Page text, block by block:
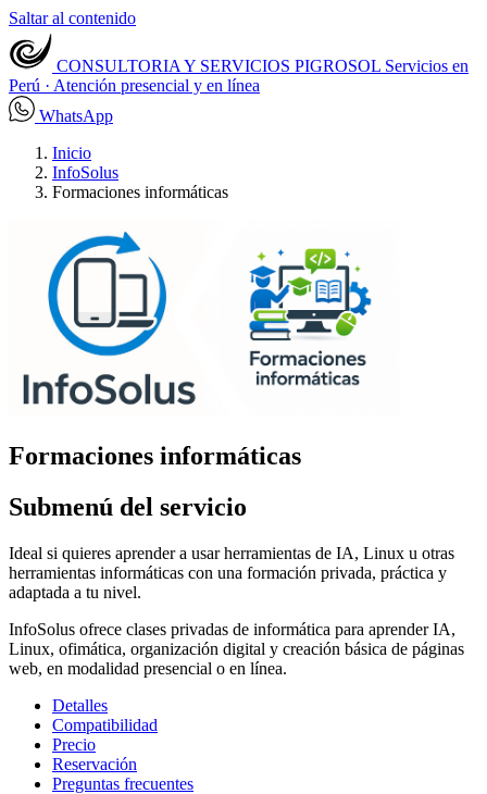
Saltar al contenido
CONSULTORIA Y SERVICIOS PIGROSOL Servicios en
Perú · Atención presencial y en línea
WhatsApp
Inicio
InfoSolus
Formaciones informáticas
Formaciones informáticas
Submenú del servicio
Ideal si quieres aprender a usar herramientas de IA, Linux u otras
herramientas informáticas con una formación privada, práctica y
adaptada a tu nivel.
InfoSolus ofrece clases privadas de informática para aprender IA,
Linux, ofimática, organización digital y creación básica de páginas
web, en modalidad presencial o en línea.
Detalles
Compatibilidad
Precio
Reservación
Preguntas frecuentes